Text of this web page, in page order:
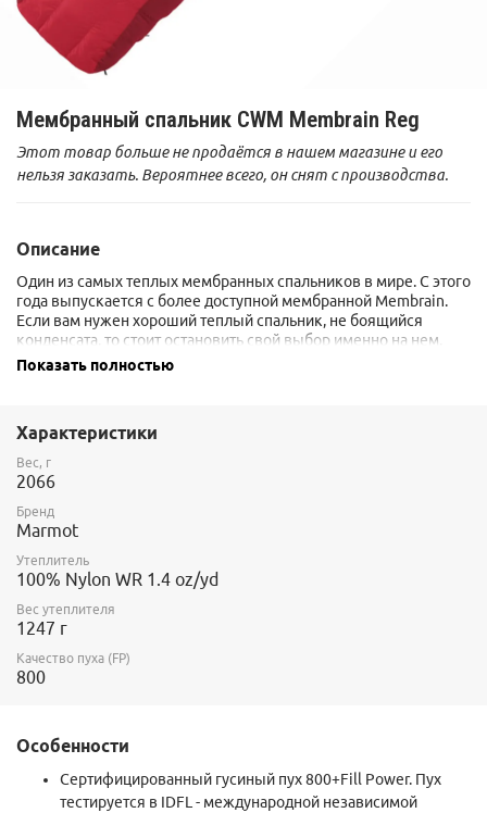
Мембранный спальник CWM Membrain Reg
Этот товар больше не продаётся в нашем магазине и его
нельзя заказать. Вероятнее всего, он снят с производства.
Описание
Один из самых теплых мембранных спальников в мире. С этого
года выпускается с более доступной мембранной Membrain.
Если вам нужен хороший теплый спальник, не боящийся
конденсата, то стоит остановить свой выбор именно на нем.
Температура комфорта - 40С.
Показать полностью
Характеристики
Вес, г
2066
Бренд
Marmot
Утеплитель
100% Nylon WR 1.4 oz/yd
Вес утеплителя
1247 г
Качество пуха (FP)
800
Особенности
Сертифицированный гусиный пух 800+Fill Power. Пух
тестируется в IDFL - международной независимой